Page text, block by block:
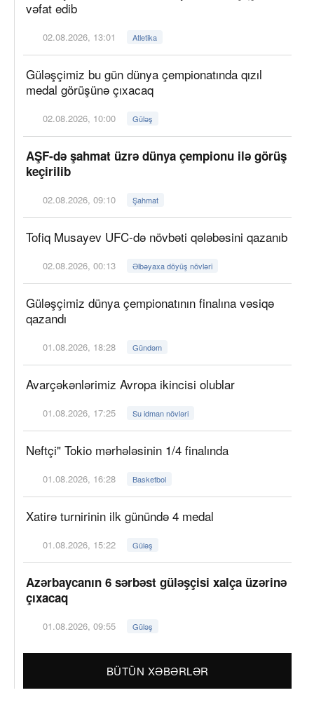
vəfat edib
02.08.2026, 13:01 Atletika
Güləşçimiz bu gün dünya çempionatında qızıl
medal görüşünə çıxacaq
02.08.2026, 10:00 Güləş
AŞF-də şahmat üzrə dünya çempionu ilə görüş
keçirilib
02.08.2026, 09:10 Şahmat
Tofiq Musayev UFC-də növbəti qələbəsini qazanıb
02.08.2026, 00:13 Əlbəyaxa döyüş növləri
Güləşçimiz dünya çempionatının finalına vəsiqə
qazandı
01.08.2026, 18:28 Gündəm
Avarçəkənlərimiz Avropa ikincisi olublar
01.08.2026, 17:25 Su idman növləri
Neftçi" Tokio mərhələsinin 1/4 finalında
01.08.2026, 16:28 Basketbol
Xatirə turnirinin ilk günündə 4 medal
01.08.2026, 15:22 Güləş
Azərbaycanın 6 sərbəst güləşçisi xalça üzərinə
çıxacaq
01.08.2026, 09:55 Güləş
BÜTÜN XƏBƏRLƏR